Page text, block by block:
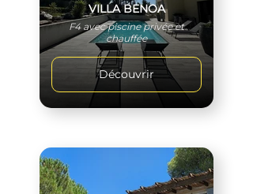
VILLA BENOA
F4 avec piscine privée et
chauffée
Découvrir